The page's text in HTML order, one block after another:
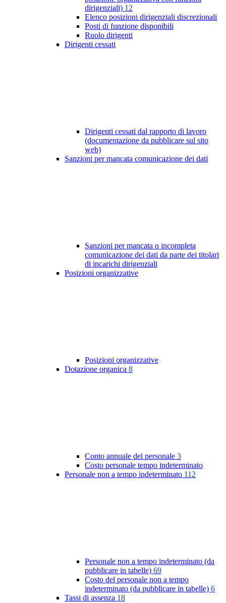
dirigenziali) 12
Elenco posizioni dirigenziali discrezionali
Posti di funzione disponibili
Ruolo dirigenti
Dirigenti cessati
Dirigenti cessati dal rapporto di lavoro
(documentazione da pubblicare sul sito
web)
Sanzioni per mancata comunicazione dei dati
Sanzioni per mancata o incompleta
comunicazione dei dati da parte dei titolari
di incarichi dirigenziali
Posizioni organizzative
Posizioni organizzative
Dotazione organica 8
Conto annuale del personale 3
Costo personale tempo indeterminato
Personale non a tempo indeterminato 112
Personale non a tempo indeterminato (da
pubblicare in tabelle) 69
Costo del personale non a tempo
indeterminato (da pubblicare in tabelle) 6
Tassi di assenza 18